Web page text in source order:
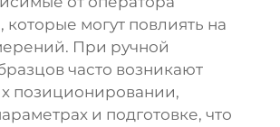
могут повлиять на
При ручной
часто возникают
позиционировании,
и подготовке, что